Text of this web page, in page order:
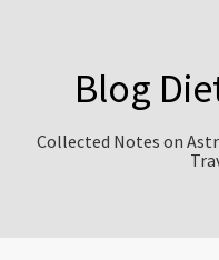
Blog
Collected Notes on